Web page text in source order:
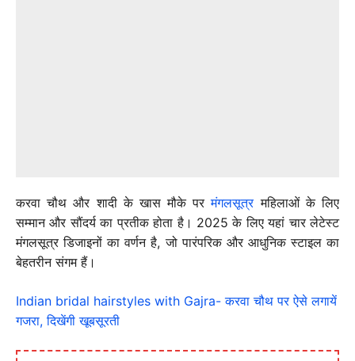
करवा चौथ और शादी के खास मौके परमंगलसूत्रमहिलाओं के लिए
सम्मान और सौंदर्य का प्रतीक होता है। 2025 के लिए यहां चार लेटेस्ट
मंगलसूत्र डिजाइनों का वर्णन है, जो पारंपरिक और आधुनिक स्टाइल का
बेहतरीन संगम हैं।
Indian bridal hairstyles with Gajra- करवा चौथ पर ऐसे लगायें
गजरा, दिखेंगी खूबसूरती